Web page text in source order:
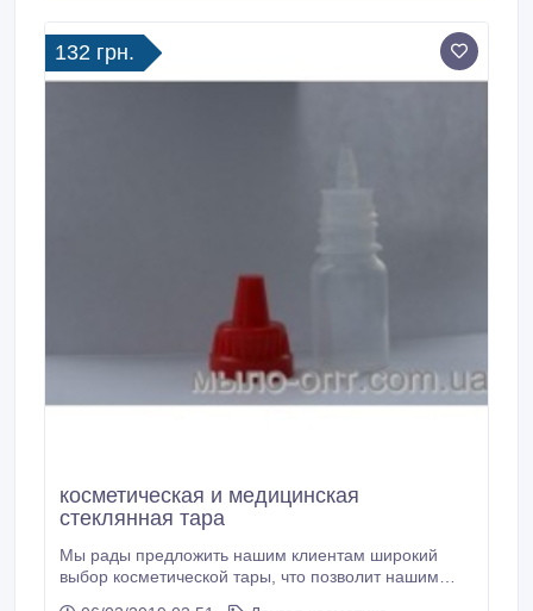
132 грн.
косметическая и медицинская
стеклянная тара
Мы рады предложить нашим клиентам широкий
выбор косметической тары, что позволит нашим